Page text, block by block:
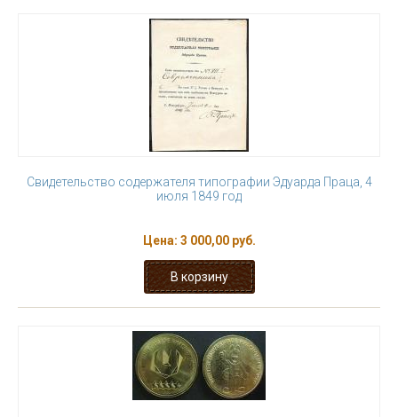
Свидетельство содержателя типографии Эдуарда Праца, 4
июля 1849 год
Цена: 3 000,00 руб.